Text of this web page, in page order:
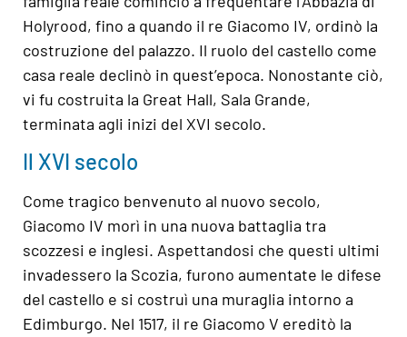
Holyrood, fino a quando il re Giacomo IV, ordinò la
costruzione del palazzo. Il ruolo del castello come
casa reale declinò in quest’epoca. Nonostante ciò,
vi fu costruita la Great Hall, Sala Grande,
terminata agli inizi del XVI secolo.
Il XVI secolo
Come tragico benvenuto al nuovo secolo,
Giacomo IV morì in una nuova battaglia tra
scozzesi e inglesi. Aspettandosi che questi ultimi
invadessero la Scozia, furono aumentate le difese
del castello e si costruì una muraglia intorno a
Edimburgo. Nel 1517, il re Giacomo V ereditò la